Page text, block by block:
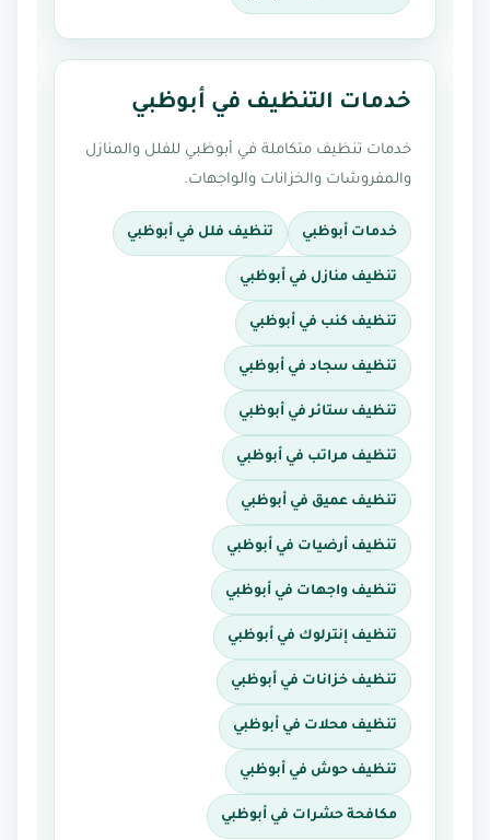
خدمات التنظيف في أبوظبي
خدمات تنظيف متكاملة في أبوظبي للفلل والمنازل
والمفروشات والخزانات والواجهات.
خدمات أبوظبي تنظيف فلل في أبوظبي
تنظيف منازل في أبوظبي
تنظيف كنب في أبوظبي
تنظيف سجاد في أبوظبي
تنظيف ستائر في أبوظبي
تنظيف مراتب في أبوظبي
تنظيف عميق في أبوظبي
تنظيف أرضيات في أبوظبي
تنظيف واجهات في أبوظبي
تنظيف إنترلوك في أبوظبي
تنظيف خزانات في أبوظبي
تنظيف محلات في أبوظبي
تنظيف حوش في أبوظبي
مكافحة حشرات في أبوظبي